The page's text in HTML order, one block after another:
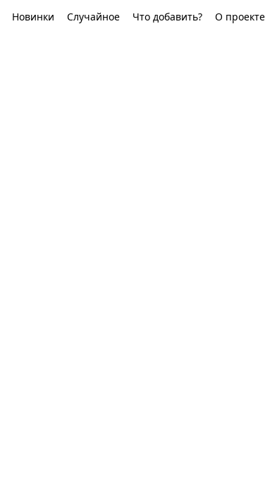
Новинки Случайное Что добавить? О проекте